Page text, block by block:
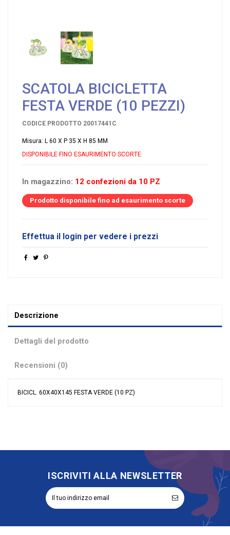
SCATOLA BICICLETTA
FESTA VERDE (10 PEZZI)
CODICE PRODOTTO 20017441C
Misura: L 60 X P 35 X H 85 MM
DISPONIBILE FINO ESAURIMENTO SCORTE
In magazzino: 12 confezioni da 10 PZ
Prodotto disponibile fino ad esaurimento scorte
Effettua il login per vedere i prezzi
Descrizione
Dettagli del prodotto
Recensioni (0)
BICICL. 60X40X145 FESTA VERDE (10 PZ)
Evento Compleanno
Portaconfetti
Riordinabile No
ISCRIVITI ALLA NEWSLETTER